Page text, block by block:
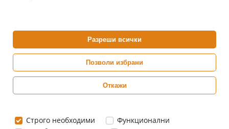
ePharm е лицензирана онлайн аптека от
Изпълнителна Агенция по Лекарствата
0882 444 666
Разреши всички
Позволи избрани
Откажи
Строго необходими
Функционални